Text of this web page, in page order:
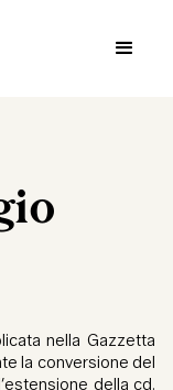
nella Gazzetta
la conversione del
della cd.